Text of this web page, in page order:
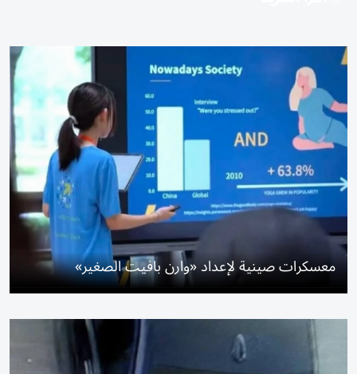
معسكرات صينية لإعداد «وارن بافيت الصغير»